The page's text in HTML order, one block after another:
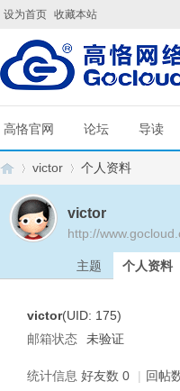
设为首页 收藏本站
高恪官网 论坛 导读
victor 个人资料
victor
http://
主题 个人资料
victor(UID: 175)
邮箱状态
未验证
统计信息 好友数 0 | 回帖